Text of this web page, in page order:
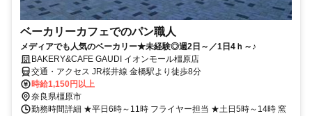
ベーカリーカフェでのパン職人
メディアでも人気のベーカリー★未経験◎週2日～／1日4ｈ～♪
BAKERY&CAFE GAUDI イオンモール橿原店
交通・アクセス JR桜井線 金橋駅より徒歩8分
時給1,150円以上
奈良県橿原市
勤務時間詳細 ★平日6時～11時 フライヤー担当 ★土日5時～14時 窯